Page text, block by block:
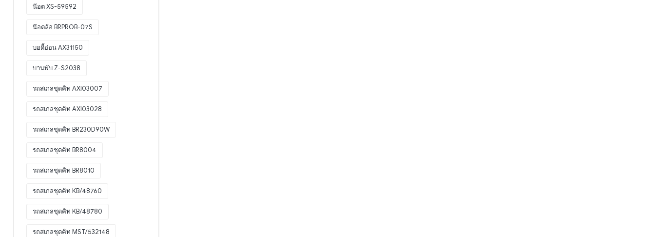
น๊อต XS-59592
น๊อตล้อ BRPROB-07S
บอดี้อ่อน AX31150
บานพับ Z-S2038
รถสเกลชุดคิท AXI03007
รถสเกลชุดคิท AXI03028
รถสเกลชุดคิท BR230D90W
รถสเกลชุดคิท BR8004
รถสเกลชุดคิท BR8010
รถสเกลชุดคิท KB/48760
รถสเกลชุดคิท KB/48780
รถสเกลชุดคิท MST/532148